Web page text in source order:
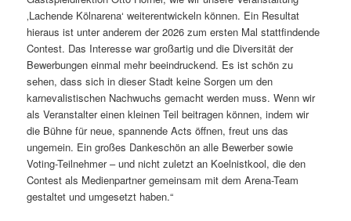
‚Lachende Kölnarena‘ weiterentwickeln können. Ein Resultat
hieraus ist unter anderem der 2026 zum ersten Mal stattfindende
Contest. Das Interesse war großartig und die Diversität der
Bewerbungen einmal mehr beeindruckend. Es ist schön zu
sehen, dass sich in dieser Stadt keine Sorgen um den
karnevalistischen Nachwuchs gemacht werden muss. Wenn wir
als Veranstalter einen kleinen Teil beitragen können, indem wir
die Bühne für neue, spannende Acts öffnen, freut uns das
ungemein. Ein großes Dankeschön an alle Bewerber sowie
Voting-Teilnehmer – und nicht zuletzt an Koelnistkool, die den
Contest als Medienpartner gemeinsam mit dem Arena-Team
gestaltet und umgesetzt haben.“